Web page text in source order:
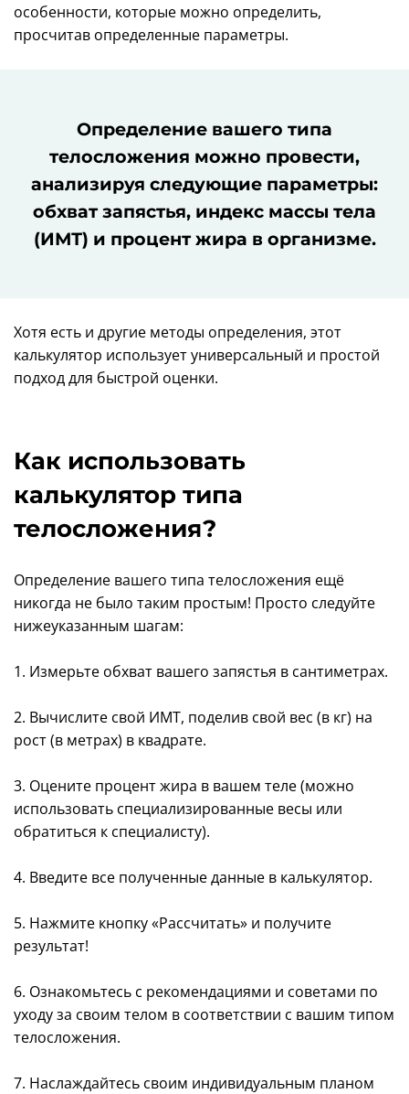
особенности, которые можно определить,
просчитав определенные параметры.
Определение вашего типа
телосложения можно провести,
анализируя следующие параметры:
обхват запястья, индекс массы тела
(ИМТ) и процент жира в организме.
Хотя есть и другие методы определения, этот
калькулятор использует универсальный и простой
подход для быстрой оценки.
Как использовать
калькулятор типа
телосложения?
Определение вашего типа телосложения ещё
никогда не было таким простым! Просто следуйте
нижеуказанным шагам:
1. Измерьте обхват вашего запястья в сантиметрах.
2. Вычислите свой ИМТ, поделив свой вес (в кг) на
рост (в метрах) в квадрате.
3. Оцените процент жира в вашем теле (можно
использовать специализированные весы или
обратиться к специалисту).
4. Введите все полученные данные в калькулятор.
5. Нажмите кнопку «Рассчитать» и получите
результат!
6. Ознакомьтесь с рекомендациями и советами по
уходу за своим телом в соответствии с вашим типом
телосложения.
7. Наслаждайтесь своим индивидуальным планом